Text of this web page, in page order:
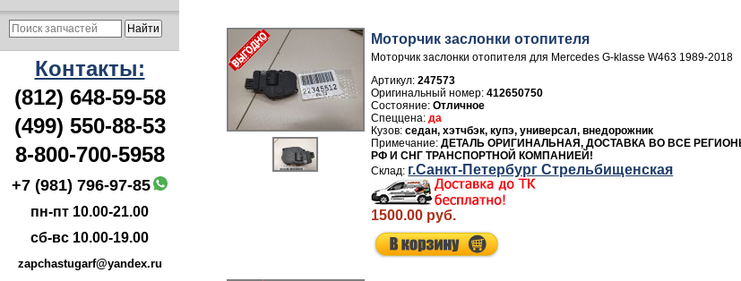
Контакты:
(812) 648-59-58
(499) 550-88-53
8-800-700-5958
+7 (981) 796-97-85
пн-пт 10.00-21.00
сб-вс 10.00-19.00
zapchastugarf@yandex.ru
Моторчик заслонки отопителя
Моторчик заслонки отопителя для Mercedes G-klasse W463 1989-2018
Артикул:247573
412650750
Отличное
да
седан, хэтчбэк, купэ, универсал, внедорожник
ДЕТАЛЬ ОРИГИНАЛЬНАЯ, ДОСТАВКА ВО ВСЕ
РФ И СНГ ТРАНСПОРТНОЙ КОМПАНИЕЙ!
г.Санкт-Петербург Стрельбищенская
1500.00 руб.